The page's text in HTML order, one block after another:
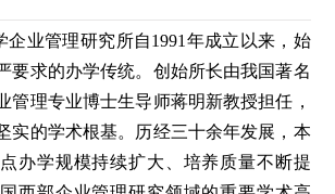
企业管理研究所自1991年成立以来，始
要求的办学传统。创始所长由我国著名
管理专业博士生导师蒋明新教授担任，
实的学术根基。历经三十余年发展，本
办学规模持续扩大、培养质量不断提